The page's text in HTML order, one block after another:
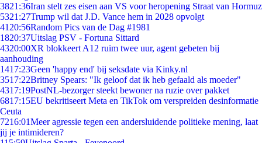
3821:36Iran stelt zes eisen aan VS voor heropening Straat van Hormuz
5321:27Trump wil dat J.D. Vance hem in 2028 opvolgt
41 20:56Random Pics van de Dag #1981
1820:37Uitslag PSV - Fortuna Sittard
4320:00XR blokkeert A12 ruim twee uur, agent gebeten bij
aanhouding
1417:23Geen 'happy end' bij seksdate via Kinky.nl
3517:22Britney Spears: "Ik geloof dat ik heb gefaald als moeder"
4317:19PostNL-bezorger steekt bewoner na ruzie over pakket
6817:15EU bekritiseert Meta en TikTok om verspreiden desinformatie
Ceuta
7216:01Meer agressie tegen een andersluidende politieke mening, laat
jij je intimideren?